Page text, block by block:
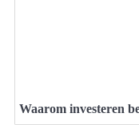
Waarom investeren